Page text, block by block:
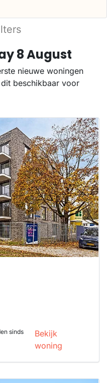
8 August
nieuwe woningen
beschikbaar voor
sinds
Bekijk
woning